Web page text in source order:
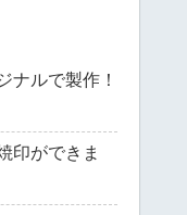
ナルで製作！
印ができま